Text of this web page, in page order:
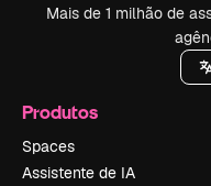
Mais de 1 milhão de
Produtos
Spaces
Assistente de IA